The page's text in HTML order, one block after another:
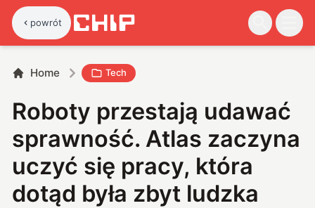
powrót
Home Tech
Roboty przestają udawać
sprawność. Atlas zaczyna
uczyć się pracy, która
dotąd była zbyt ludzka